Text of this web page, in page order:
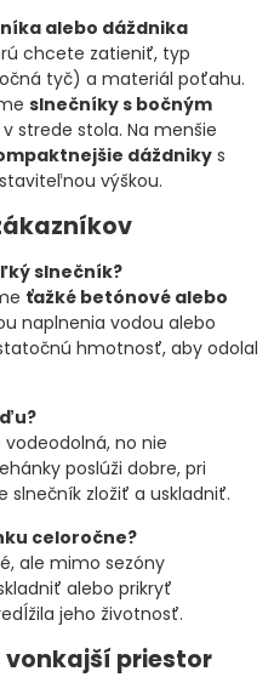
alebo dáždnika
chcete zatieniť, typ
tyč) a materiál poťahu.
slnečníky s bočným
strede stola. Na menšie
dáždniky s
výškou.
slnečník?
ťažké betónové alebo
naplnenia vodou alebo
hmotnosť, aby odolal
no nie
poslúži dobre, pri
slnečník zložiť a uskladniť.
celoročne?
ale mimo sezóny
alebo prikryť
jeho životnosť.
vonkajší priestor